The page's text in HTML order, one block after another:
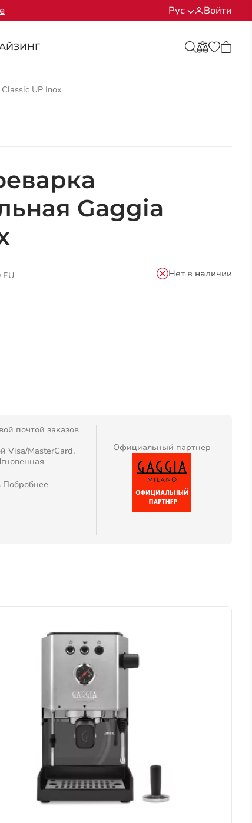
Рус Войти
UP Inox
Gaggia
EU Нет в наличии
почтой заказов
Visa/MasterCard,
Побробнее
Официальный партнер